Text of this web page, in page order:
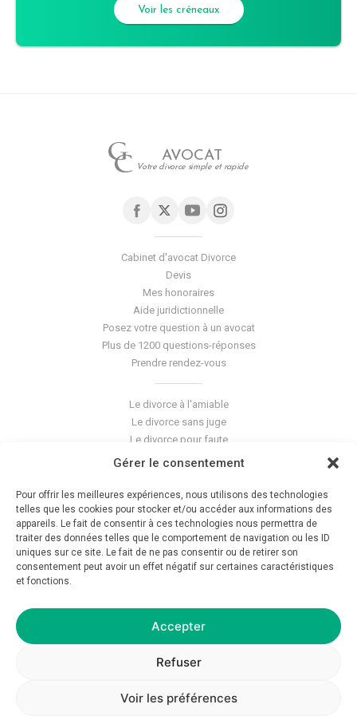
Gérer le consentement
Pour offrir les meilleures expériences, nous utilisons des technologies
telles que les cookies pour stocker et/ou accéder aux informations des
appareils. Le fait de consentir à ces technologies nous permettra de
traiter des données telles que le comportement de navigation ou les ID
uniques sur ce site. Le fait de ne pas consentir ou de retirer son
consentement peut avoir un effet négatif sur certaines caractéristiques
et fonctions.
Accepter
Refuser
Voir les préférences
Voir les créneaux
AVOCAT
Votre divorce simple et rapide
Cabinet d'avocat Divorce
Devis
Mes honoraires
Aide juridictionnelle
Posez votre question à un avocat
Plus de 1200 questions-réponses
Prendre rendez-vous
Le divorce à l'amiable
Le divorce sans juge
Le divorce pour faute
Le divorce accepté
La séparation de corps
Les violences conjugales
Le blog du cabinet
Glossaire
Déontologie
Politique de confidentialité